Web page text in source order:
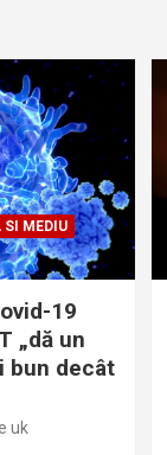
SI MEDIU
19
„dă un
bun decât
uk